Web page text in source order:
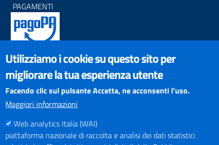
PAGAMENTI
SOCIAL NETWORKS
Pagina Facebook
Profilo Instagram
Canale YouTube
Utilizziamo i cookie su questo sito per
migliorare la tua esperienza utente
Facendo clic sul pulsante Accetta, ne acconsenti l'uso.
Maggiori informazioni
Web analytics Italia (WAI)
piattaforma nazionale di raccolta e analisi dei dati statistici